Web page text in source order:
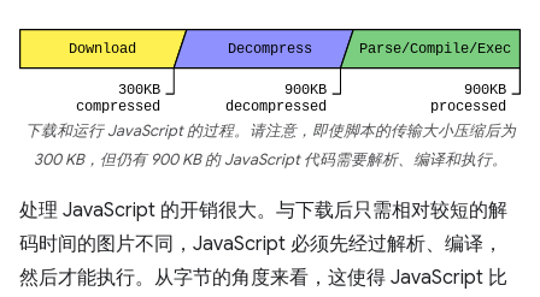
下载和运行 JavaScript 的过程。请注意，即使脚本的传输大小压缩后为
300 KB，但仍有 900 KB 的 JavaScript 代码需要解析、编译和执行。
处理 JavaScript 的开销很大。与下载后只需相对较短的解
码时间的图片不同，JavaScript 必须先经过解析、编译，
然后才能执行。从字节的角度来看，这使得 JavaScript 比